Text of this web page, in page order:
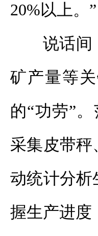
20%以上。”
说话间
矿产量等
的“功劳”
采集皮带
动统计分析
握生产进度